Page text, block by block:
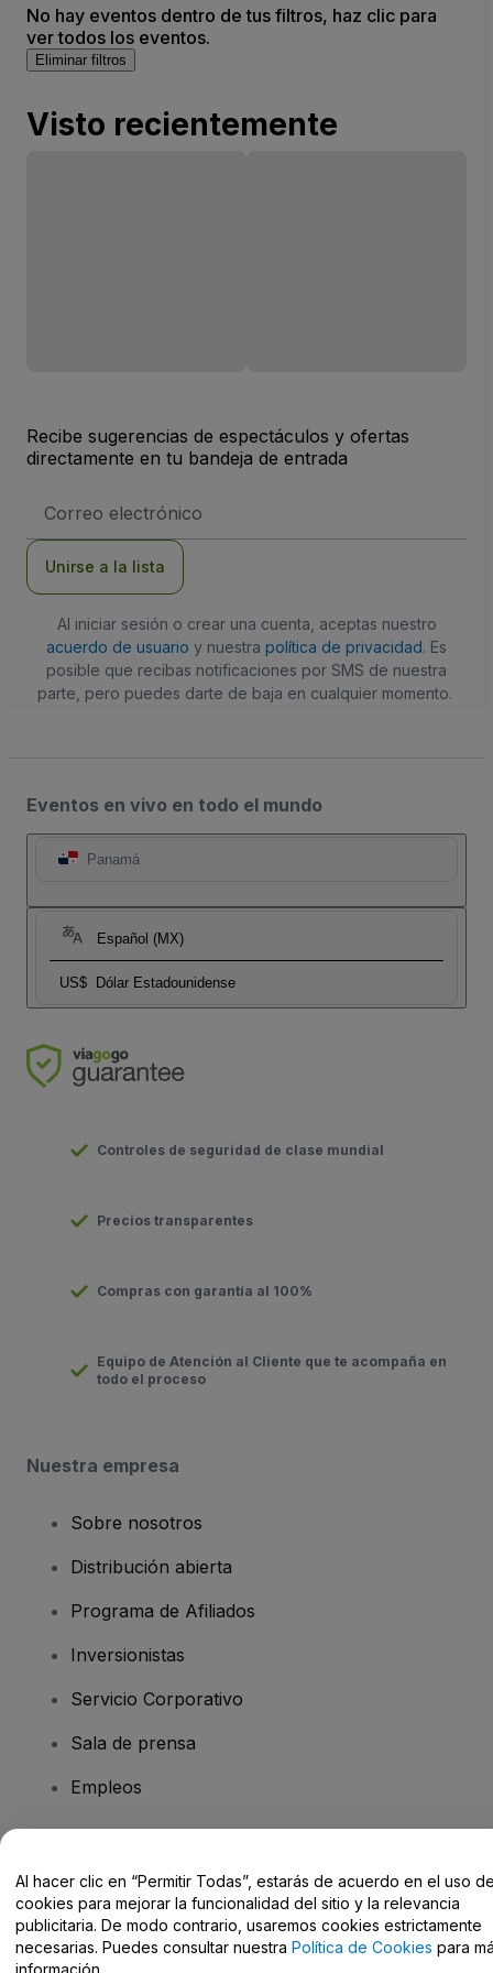
No hay eventos dentro de tus filtros, haz clic para
ver todos los eventos.
Eliminar filtros
Visto recientemente
Recibe sugerencias de espectáculos y ofertas
directamente en tu bandeja de entrada
de
Unirse a la lista
Al iniciar sesión o crear una cuenta, aceptas nuestro
acuerdo de usuario y nuestra política de privacidad. Es
posible que recibas notificaciones por SMS de nuestra
parte, pero puedes darte de baja en cualquier momento.
Eventos en vivo en todo el mundo
Panamá
Español (MX)
US$ Dólar Estadounidense
Controles de seguridad de clase mundial
Precios transparentes
Compras con garantía al 100%
Equipo de Atención al Cliente que te acompaña en
todo el proceso
Nuestra empresa
Sobre nosotros
Distribución abierta
Programa de Afiliados
Inversionistas
Servicio Corporativo
Sala de prensa
Empleos
Centro de Ayuda / Contacto
Al hacer clic en “Permitir Todas”, estarás de acuerdo en el uso
cookies para mejorar la funcionalidad del sitio y la relevancia
publicitaria. De modo contrario, usaremos cookies estrictamente
necesarias. Puedes consultar nuestra Política de Cookies para
información.